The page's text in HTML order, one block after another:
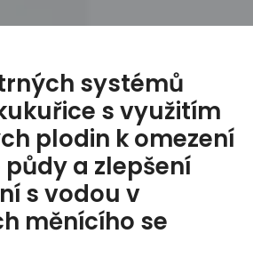
systémů
s využitím
plodin k omezení
a zlepšení
s vodou v
měnícího se